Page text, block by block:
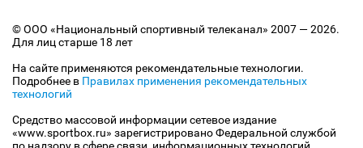
© ООО «Национальный спортивный телеканал» 2007 — 2026.
Для лиц старше 18 лет
На сайте применяются рекомендательные технологии.
Подробнее в Правилах применения рекомендательных
технологий
Средство массовой информации сетевое издание
«www.sportbox.ru» зарегистрировано Федеральной службой